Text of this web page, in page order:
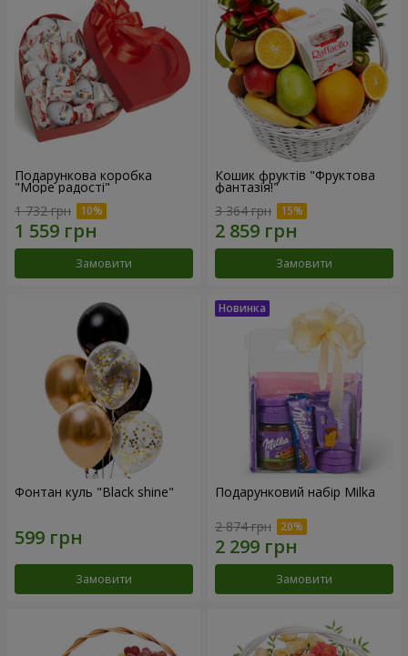
Подарункова коробка
"Море радості"
1 732 грн
Замовити
Кошик фруктів "Фруктова
фантазія!"
3 364 грн
Замовити
Фонтан куль "Black shine"
Замовити
Подарунковий набір Milka
2 874 грн
Замовити